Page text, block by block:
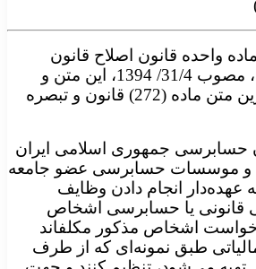
. به موجب بند 59 ماده واحده قانون اصلاح قانون
مالیات های مستقیم، مصوب 31/4/ 1394، این متن و
تبصره های آن جایگزین متن ماده (272) قانون و تبصره
حسابرسی جمهوری اسلامی ایران
و موسسات حسابرسی عضو جامعه
انجام ‌دادن وظایف
قانونی یا حسابرسی اشخاص
اشخاص مذکور مکلف­اند
طبق ‌نمونه‌ای که از طرف